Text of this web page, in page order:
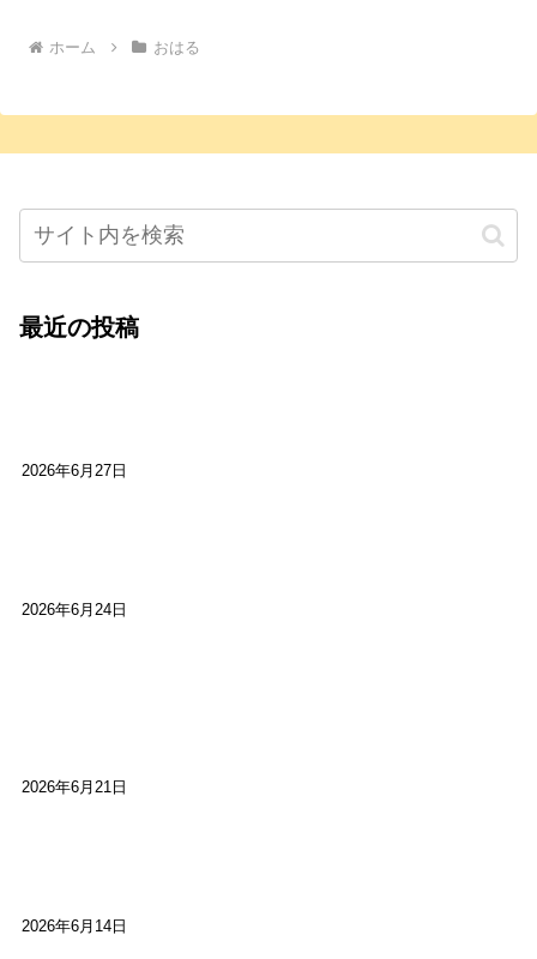
ホーム おはる
最近の投稿
2026年6月27日
2026年6月24日
2026年6月21日
2026年6月14日